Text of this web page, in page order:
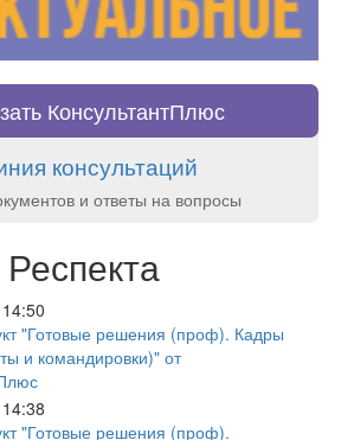
КонсультантПлюс
консультаций
и ответы на вопросы
"Готовые решения (проф). Кадры
и командировки)" от
"Готовые решения (проф).